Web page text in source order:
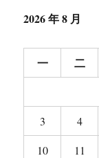
2026 年 8 月
一 二
3
4
10
11